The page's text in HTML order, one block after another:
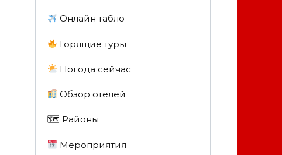
Онлайн табло
Горящие туры
Погода сейчас
Обзор отелей
🗺 Районы
Мероприятия